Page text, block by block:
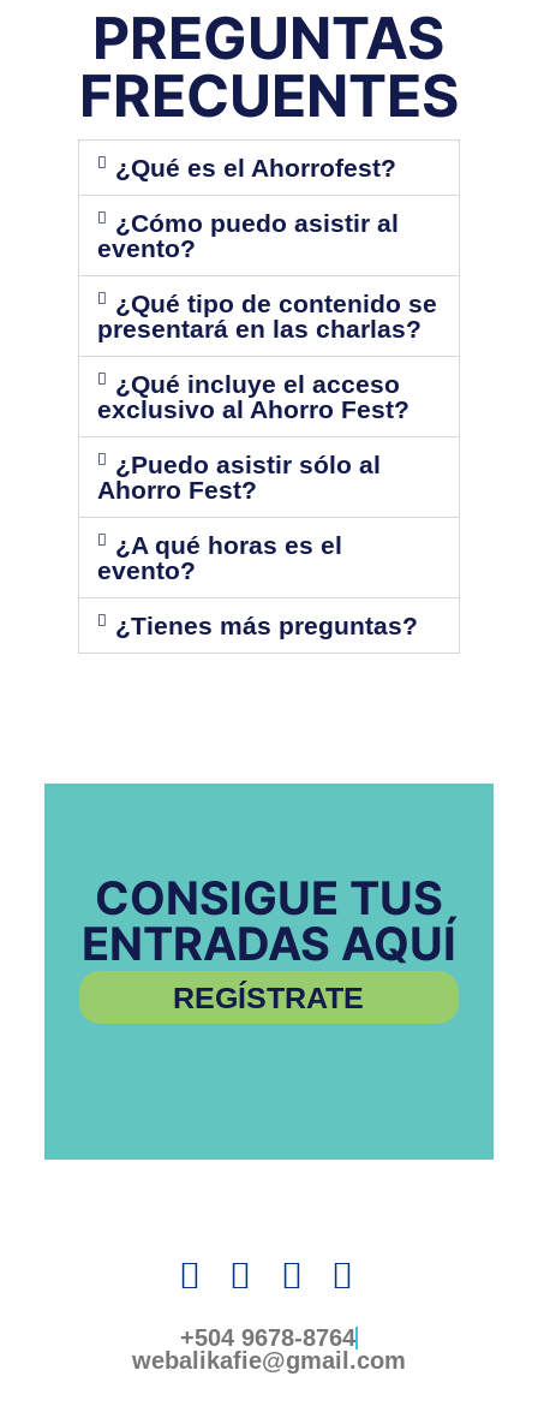
PREGUNTAS
FRECUENTES
¿Qué es el Ahorrofest?
¿Cómo puedo asistir al
evento?
¿Qué tipo de contenido se
presentará en las charlas?
¿Qué incluye el acceso
exclusivo al Ahorro Fest?
¿Puedo asistir sólo al
Ahorro Fest?
¿A qué horas es el
evento?
¿Tienes más preguntas?
CONSIGUE TUS
ENTRADAS AQUÍ
REGÍSTRATE
+504 9678-8764
webalikafie@gmail.com